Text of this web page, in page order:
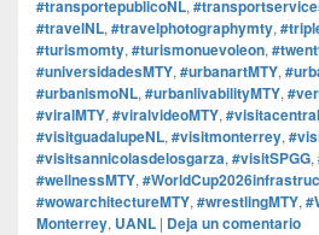
#transportepublicoNL,
#travelNL, #travelphotographymty,
#turismomty, #turismonuevoleon,
#universidadesMTY, #urbanartMTY,
#urbanismoNL, #urbanlivabilityMTY,
#viralMTY, #viralvideoMTY,
#visitguadalupeNL, #visitmonterrey,
#visitsannicolasdelosgarza, #visitSPGG,
#wellnessMTY,
#wowarchitectureMTY, #wrestlingMTY,
Monterrey, UANL | Deja un comentario